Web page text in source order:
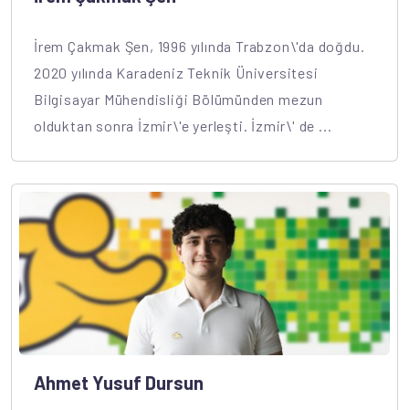
İrem Çakmak Şen, 1996 yılında Trabzon\'da doğdu.
2020 yılında Karadeniz Teknik Üniversitesi
Bilgisayar Mühendisliği Bölümünden mezun
olduktan sonra İzmir\'e yerleşti. İzmir\' de ...
Ahmet Yusuf Dursun